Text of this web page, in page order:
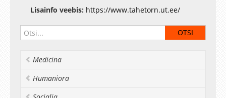
registreerida ja lahti mõtestada – vastavate
spektraalriistade ja füüsikateooriate abil –
avanevad meile nii mõõtmatutes kosmilistes
kaugustes kui ka aine sisemuses aatomite
Loengus räägimegi sellest, millised need
protsessid on ja mis kasu sellest tõusta võib,"
tutvustab Kikas loengu teemat.
Tähetorni Facebook
Lisainfo veebis: https://www.tahetorn.ut.ee/
Medicina
Humaniora